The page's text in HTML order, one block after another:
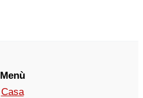
Menù
Casa